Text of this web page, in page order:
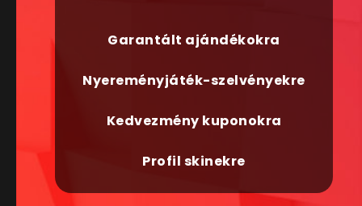
Garantált ajándékokra
Nyereményjáték-szelvényekre
Kedvezmény kuponokra
Profil skinekre